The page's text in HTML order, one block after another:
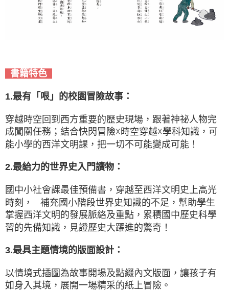
書籍特色
1.最有「哏」的校園冒險故事：
穿越時空回到西方重要的歷史現場，跟著神祕人物完
成闖關任務；結合快閃冒險☓時空穿越☓學科知識，可
能小學的西洋文明課，把一切不可能變成可能！
2.最給力的世界史入門讀物：
國中小社會課最佳預備書，穿越至西洋文明史上高光
時刻， 補充國小階段世界史知識的不足，幫助學生
掌握西洋文明的發展脈絡及重點，累積國中歷史科學
習的先備知識，見證歷史大躍進的驚奇！
3.最具主題情境的版面設計：
以情境式插圖為故事開場及點綴內文版面，讓孩子有
如身入其境，展開一場精采的紙上冒險。